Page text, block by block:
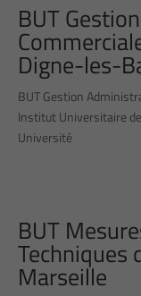
BUT
Digne-les-
BUT Gestion
Institut Universitaire
Université
BUT
Techniques
Marseille